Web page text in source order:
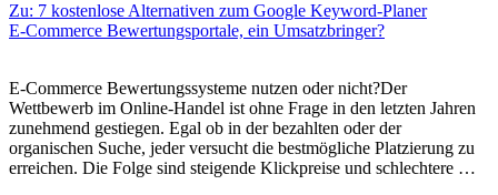
Zu: 7 kostenlose Alternativen zum Google Keyword-Planer
E-Commerce Bewertungsportale, ein Umsatzbringer?
E-Commerce Bewertungssysteme nutzen oder nicht?Der
Wettbewerb im Online-Handel ist ohne Frage in den letzten Jahren
zunehmend gestiegen. Egal ob in der bezahlten oder der
organischen Suche, jeder versucht die bestmögliche Platzierung zu
erreichen. Die Folge sind steigende Klickpreise und schlechtere …